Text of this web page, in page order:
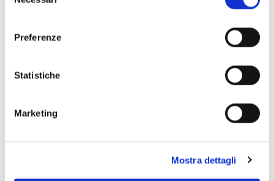
Preferenze
Statistiche
Marketing
Mostra dettagli